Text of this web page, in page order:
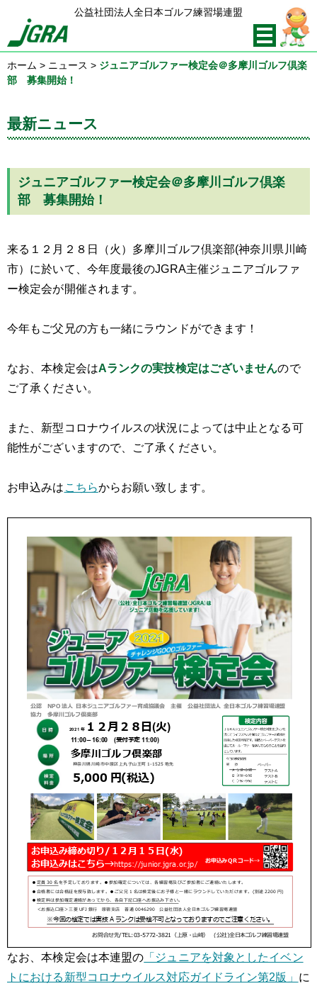
公益社団法人全日本ゴルフ練習場連盟
ホーム > ニュース > ジュニアゴルファー検定会＠多摩川ゴルフ倶楽
部 募集開始！
最新ニュース
ジュニアゴルファー検定会＠多摩川ゴルフ倶楽
部 募集開始！
来る１２月２８日（火）多摩川ゴルフ倶楽部(神奈川県川崎
市）に於いて、今年度最後のJGRA主催ジュニアゴルファ
ー検定会が開催されます。
今年もご父兄の方も一緒にラウンドができます！
なお、本検定会はAランクの実技検定はございませんので
ご了承ください。
また、新型コロナウイルスの状況によっては中止となる可
能性がございますので、ご了承ください。
お申込みは こちらからお願い致します。
なお、本検定会は本連盟の 「ジュニアを対象としたイベン
トにおける新型コロナウイルス対応ガイドライン第2版」 に